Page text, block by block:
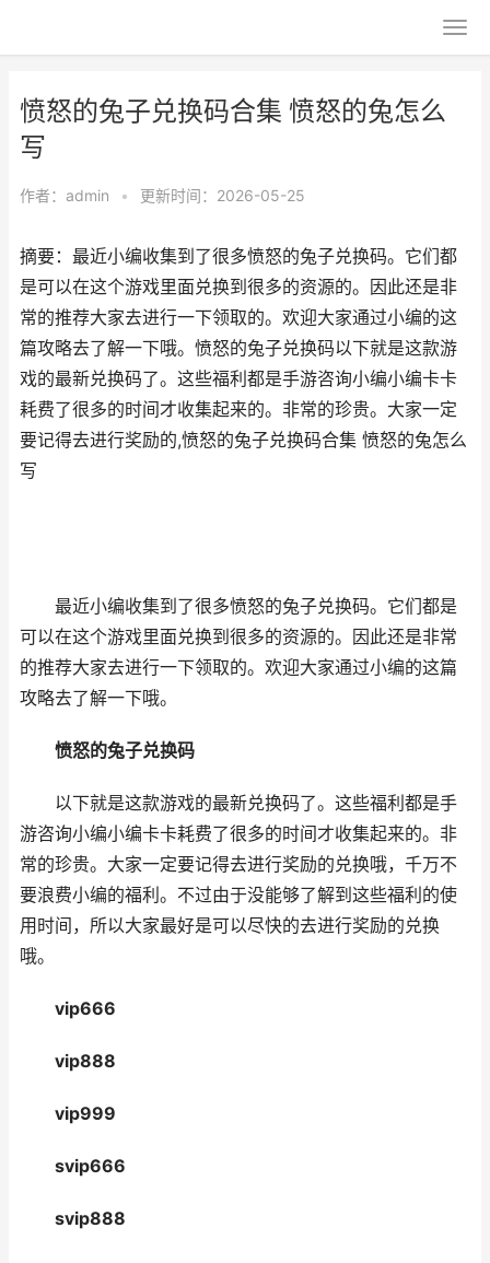
愤怒的兔子兑换码合集 愤怒的兔怎么
写
作者： admin • 更新时间：2026-05-25
摘要：最近小编收集到了很多愤怒的兔子兑换码。它们都
是可以在这个游戏里面兑换到很多的资源的。因此还是非
常的推荐大家去进行一下领取的。欢迎大家通过小编的这
篇攻略去了解一下哦。愤怒的兔子兑换码以下就是这款游
戏的最新兑换码了。这些福利都是手游咨询小编小编卡卡
耗费了很多的时间才收集起来的。非常的珍贵。大家一定
要记得去进行奖励的,愤怒的兔子兑换码合集 愤怒的兔怎么
写
最近小编收集到了很多愤怒的兔子兑换码。它们都是
可以在这个游戏里面兑换到很多的资源的。因此还是非常
的推荐大家去进行一下领取的。欢迎大家通过小编的这篇
攻略去了解一下哦。
愤怒的兔子兑换码
以下就是这款游戏的最新兑换码了。这些福利都是手
游咨询小编小编卡卡耗费了很多的时间才收集起来的。非
常的珍贵。大家一定要记得去进行奖励的兑换哦，千万不
要浪费小编的福利。不过由于没能够了解到这些福利的使
用时间，所以大家最好是可以尽快的去进行奖励的兑换
哦。
vip666
vip888
vip999
svip666
svip888